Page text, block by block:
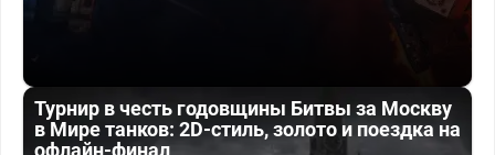
Турнир в честь годовщины Битвы за Москву
в Мире танков: 2D-стиль, золото и поездка на